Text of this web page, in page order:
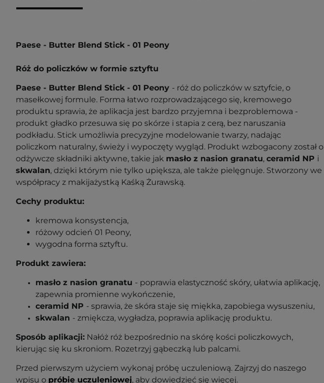
Paese - Butter Blend Stick - 01 Peony
Róż do policzków w formie sztyftu
Paese - Butter Blend Stick - 01 Peony - róż do policzków w sztyfcie, o
masełkowej formule. Forma łatwo rozprowadzającego się, kremowego
produktu sprawia, że aplikacja jest bardzo przyjemna i bezproblemowa -
produkt gładko przesuwa się po skórze i stapia z cerą, bez naruszania
podkładu. Stick umożliwia precyzyjne modelowanie twarzy, nadając
policzkom naturalny, świeży i wypoczęty wygląd. Produkt wzbogacony został o
odżywcze składniki aktywne, takie jak masło z nasion granatu, ceramid NP i
skwalan, dzięki którym nie tylko upiększa, ale także pielęgnuje. Stworzony we
współpracy z makijażystką Kaśką Żurawską.
Cechy produktu:
kremowa konsystencja,
różowy odcień 01 Peony,
wygodna forma sztyftu.
Produkt zawiera:
masło z nasion granatu - poprawia elastyczność skóry, ułatwia aplikację,
zapewnia promienne wykończenie,
ceramid NP - sprawia, że skóra staje się miękka, zapobiega wysuszeniu,
skwalan - zmiękcza, wygładza, poprawia aplikację produktu.
Sposób aplikacji: Nałóż róż bezpośrednio na skórę kości policzkowych,
kierując się ku skroniom. Rozetrzyj gąbeczką lub palcami.
Przed pierwszym użyciem wykonaj próbę uczuleniową. Zajrzyj do naszego
wpisu o próbie uczuleniowej, aby dowiedzieć się więcej.